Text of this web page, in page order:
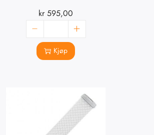
kr595,00
Kjøp